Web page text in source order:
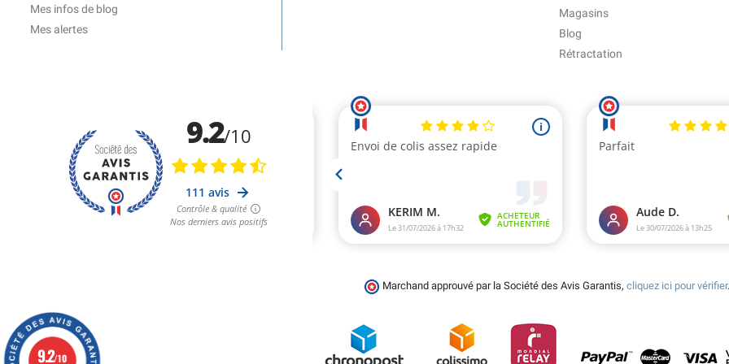
Mes infos de blog
Mes alertes
Magasins
Blog
Rétractation
Marchand approuvé par la Société des Avis Garantis, cliquez ici pour vérifier.
9.2/10